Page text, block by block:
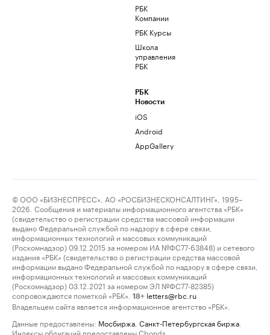
РБК
Компании
РБК Курсы
Школа
управления
РБК
РБК
Новости
iOS
Android
AppGallery
© ООО «БИЗНЕСПРЕСС», АО «РОСБИЗНЕСКОНСАЛТИНГ», 1995–
2026. Сообщения и материалы информационного агентства «РБК»
(свидетельство о регистрации средства массовой информации
выдано Федеральной службой по надзору в сфере связи,
информационных технологий и массовых коммуникаций
(Роскомнадзор) 09.12.2015 за номером ИА №ФС77-63848) и сетевого
издания «РБК» (свидетельство о регистрации средства массовой
информации выдано Федеральной службой по надзору в сфере связи,
информационных технологий и массовых коммуникаций
(Роскомнадзор) 03.12.2021 за номером ЭЛ №ФС77-82385)
сопровождаются пометкой «РБК».
18+ letters@rbc.ru
Владельцем сайта является информационное агентство «РБК».
Данные предоставлены: Мосбиржа Санкт-Петербургская биржа
Индексы облигаций предоставлены Cbonds.